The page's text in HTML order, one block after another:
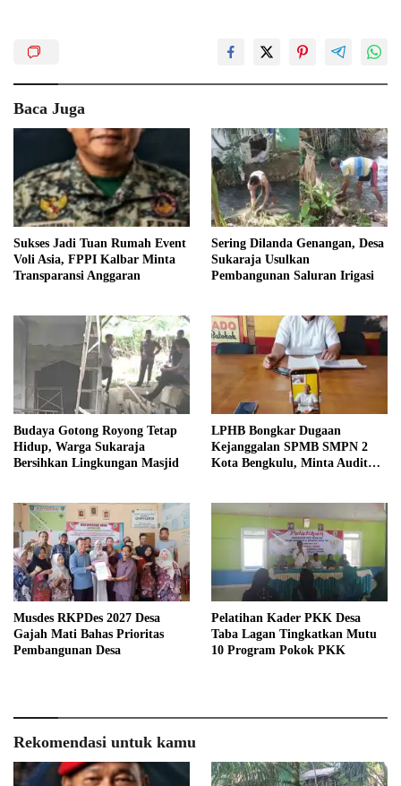
Baca Juga
Sukses Jadi Tuan Rumah Event
Voli Asia, FPPI Kalbar Minta
Transparansi Anggaran
Sering Dilanda Genangan, Desa
Sukaraja Usulkan
Pembangunan Saluran Irigasi
Budaya Gotong Royong Tetap
Hidup, Warga Sukaraja
Bersihkan Lingkungan Masjid
LPHB Bongkar Dugaan
Kejanggalan SPMB SMPN 2
Kota Bengkulu, Minta Audit
Musdes RKPDes 2027 Desa
Gajah Mati Bahas Prioritas
Pembangunan Desa
Pelatihan Kader PKK Desa
Taba Lagan Tingkatkan Mutu
10 Program Pokok PKK
Rekomendasi untuk kamu